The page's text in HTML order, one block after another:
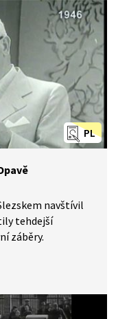
PL
navštívil
tehdejší
záběry.